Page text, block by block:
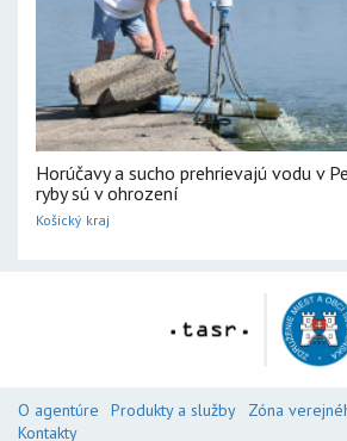
Horúčavy a sucho prehrievajú vodu v
ryby sú v ohrození
Košický kraj
O agentúre Produkty a služby Zóna
Kontakty